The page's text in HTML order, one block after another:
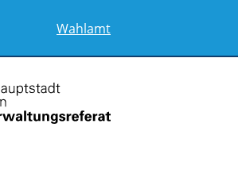
Wahlamt